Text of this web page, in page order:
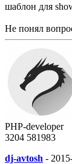
шаблон для
Не понял
PHP-developer
3204 581983
dj-avtosh -